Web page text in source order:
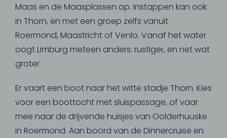
Maas en de Maasplassen op. Instappen kan ook
in Thorn, en met een groep zelfs vanuit
Roermond, Maastricht of Venlo. Vanaf het water
oogt Limburg meteen anders: rustiger, en net wat
groter.
Er vaart een boot naar het witte stadje Thorn. Kies
voor een boottocht met sluispassage, of vaar
mee naar de drijvende huisjes van Oolderhuuske
in Roermond. Aan boord van de Dinnercruise en